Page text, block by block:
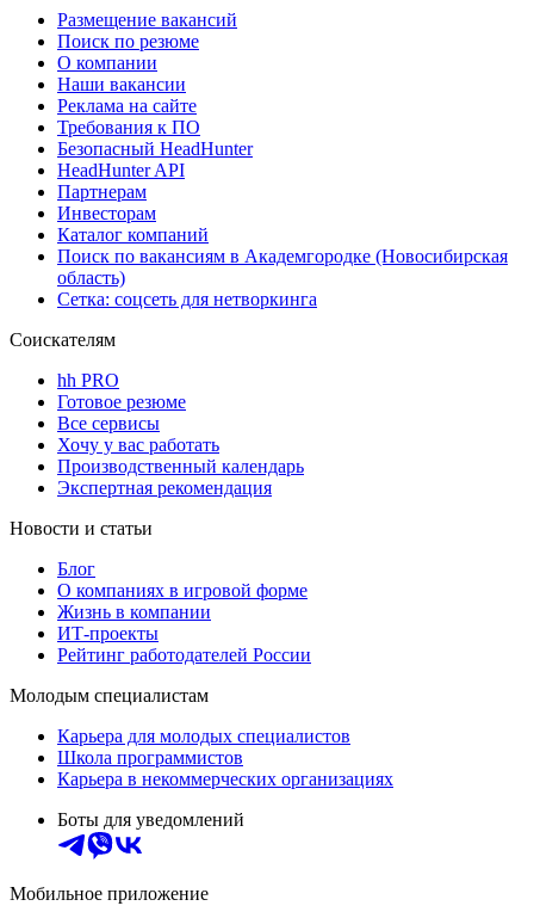
Размещение вакансий
Поиск по резюме
О компании
Наши вакансии
Реклама на сайте
Требования к ПО
Безопасный HeadHunter
HeadHunter API
Партнерам
Инвесторам
Каталог компаний
Поиск по вакансиям в Академгородке (Новосибирская
область)
Сетка: соцсеть для нетворкинга
Соискателям
hh PRO
Готовое резюме
Все сервисы
Хочу у вас работать
Производственный календарь
Экспертная рекомендация
Новости и статьи
Блог
О компаниях в игровой форме
Жизнь в компании
ИТ-проекты
Рейтинг работодателей России
Молодым специалистам
Карьера для молодых специалистов
Школа программистов
Карьера в некоммерческих организациях
Боты для уведомлений
Мобильное приложение